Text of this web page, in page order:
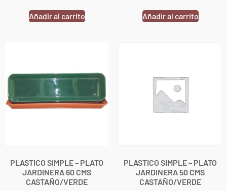
Añadir al carrito Añadir al carrito
PLASTICO SIMPLE – PLATO
JARDINERA 60 CMS
CASTAÑO/VERDE
PLASTICO SIMPLE – PLATO
JARDINERA 50 CMS
CASTAÑO/VERDE